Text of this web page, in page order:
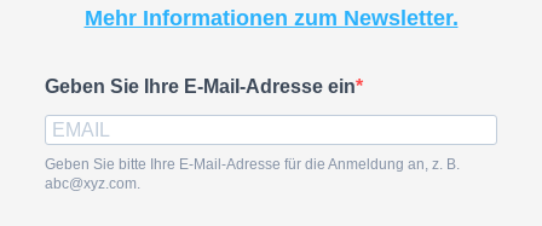
Mehr Informationen zum Newsletter.
Geben Sie Ihre E-Mail-Adresse ein
Geben Sie bitte Ihre E-Mail-Adresse für die Anmeldung an, z. B.
abc@xyz.com.